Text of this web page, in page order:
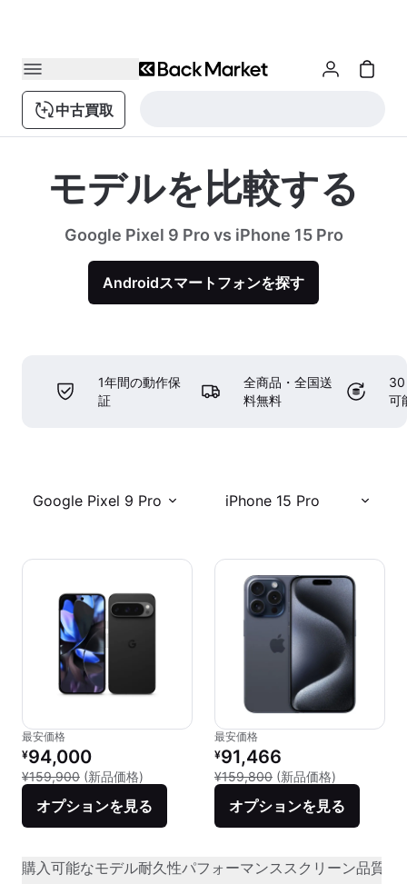
中古買取
モデルを比較する
Google Pixel 9 Pro vs iPhone 15 Pro
Androidスマートフォンを探す
1年間の動作保
証
全商品・全国送
料無料
30
可
Google Pixel 9 Pro iPhone 15 Pro
最安価格
リファービッシュ品の価格：
¥94,000
¥159,900 (新品価格) 新品との比較：¥159,900
オプションを見る
最安価格
リファービッシュ品の価格：
¥91,466
¥159,800 (新品価格)
オプションを見る
購入可能なモデル耐久性パフォーマンススクリーン品質